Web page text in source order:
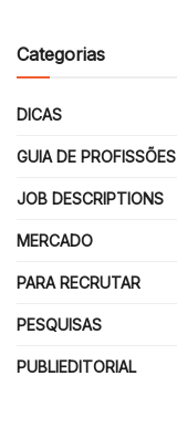
Categorias
DICAS
GUIA DE PROFISSÕES
JOB DESCRIPTIONS
MERCADO
PARA RECRUTAR
PESQUISAS
PUBLIEDITORIAL